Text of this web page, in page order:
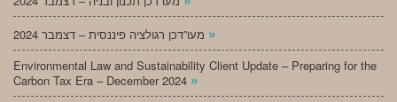
»
Environmental Law and Sustainability Client Update – Preparing for the
Carbon Tax Era – December 2024 »